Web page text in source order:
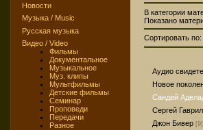
Новости
Музыка / Music
Русская музыка
Видео / Video
Фильмы
Документальное
Музыкальное
Муз. клипы
Мультфильмы
Детские фильмы
Семинар
Проповеди
Передачи
Разное
В категории
Показано
Сортировать по:
Аудио
Новое
Сандей
Сергей
Джон Бивер [9]